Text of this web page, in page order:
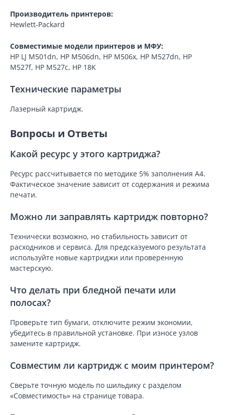
Производитель принтеров:
Hewlett-Packard
Совместимые модели принтеров и МФУ:
HP LJ M501dn, HP M506dn, HP M506x, HP M527dn, HP
M527f, HP M527c, HP 18K
Технические параметры
Лазерный картридж.
Вопросы и Ответы
Какой ресурс у этого картриджа?
Ресурс рассчитывается по методике 5% заполнения A4.
Фактическое значение зависит от содержания и режима
печати.
Можно ли заправлять картридж повторно?
Технически возможно, но стабильность зависит от
расходников и сервиса. Для предсказуемого результата
используйте новые картриджи или проверенную
мастерскую.
Что делать при бледной печати или
полосах?
Проверьте тип бумаги, отключите режим экономии,
убедитесь в правильной установке. При износе узлов
замените картридж.
Совместим ли картридж с моим принтером?
Сверьте точную модель по шильдику с разделом
«Совместимость» на странице товара.